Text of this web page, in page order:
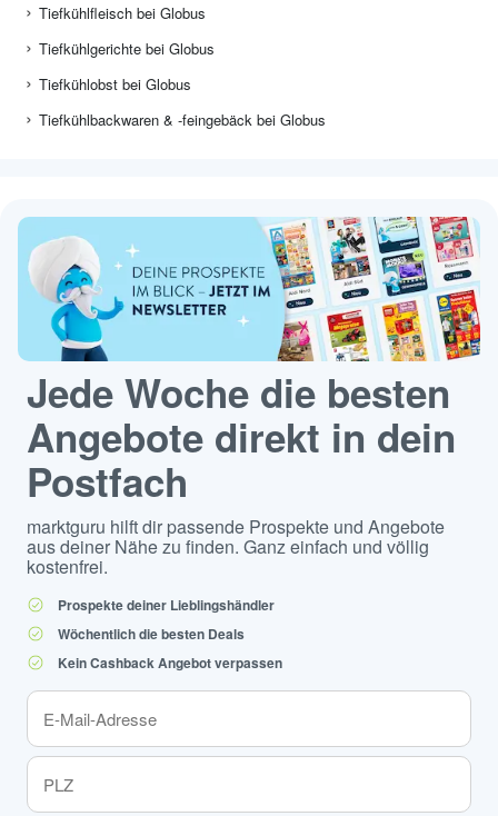
Tiefkühlfleisch bei Globus
Tiefkühlgerichte bei Globus
Tiefkühlobst bei Globus
Tiefkühlbackwaren & -feingebäck bei Globus
Jede Woche die besten
Angebote direkt in dein
Postfach
marktguru hilft dir passende Prospekte und Angebote
aus deiner Nähe zu finden. Ganz einfach und völlig
kostenfrei.
Prospekte deiner Lieblingshändler
Wöchentlich die besten Deals
Kein Cashback Angebot verpassen